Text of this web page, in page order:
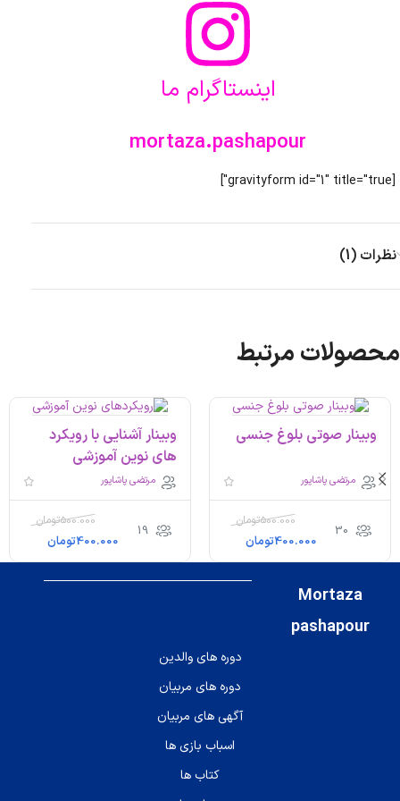
اینستاگرام ما
mortaza.pashapour
[gravityform id="1" title="true"]
نظرات (1)
محصولات مرتبط
وبینار صوتی بلوغ جنسی
مرتضی پاشاپور
30
500.000تومان
400.000تومان
وبینار آشنایی با رویکرد
های نوین آموزشی
مرتضی پاشاپور
19
500.000تومان
400.000تومان
دوره های والدین
دوره های مربیان
آگهی های مربیان
Mortaza
pashapour
اسباب بازی ها
کتاب ها